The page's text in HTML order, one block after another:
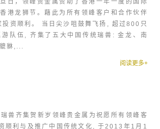
日，领峰贵金属赞助了香港一年一度的国际
港龙狮节。藉此为所有领峰客户和合作伙伴
投资顺利。 当日尖沙咀鼓舞飞扬, 超过800只
游队伍, 齐集了五大中国传统瑞兽: 金龙、南
貅,...
阅读更多+
兽齐集贺新岁领峰贵金属为祝愿所有领峰客
顺利与及推广中国传统文化, 于2013年1月1